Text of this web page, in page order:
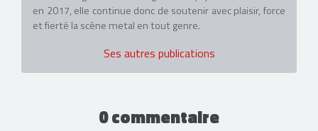
en 2017, elle continue donc de soutenir avec plaisir, force
et fierté la scène metal en tout genre.
Ses autres publications
0 commentaire